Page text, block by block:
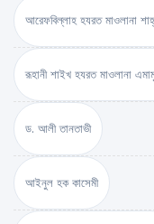
আরেফবিল্লাহ হযরত মাওলানা
রূহানী শাইখ হযরত মাওলানা
ড. আলী তানতাভী
আইনুল হক কাসেমী